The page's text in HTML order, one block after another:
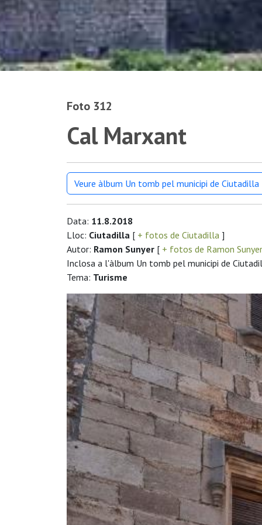
Foto 312
Cal Marxant
Veure àlbum Un tomb pel municipi de Ciutadilla
Data: 11.8.2018
Lloc: Ciutadilla [ + fotos de Ciutadilla ]
Autor: Ramon Sunyer [ + fotos de Ramon
Inclosa a l'àlbum Un tomb pel municipi de
Tema: Turisme